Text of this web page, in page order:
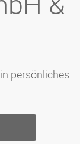
persönliches